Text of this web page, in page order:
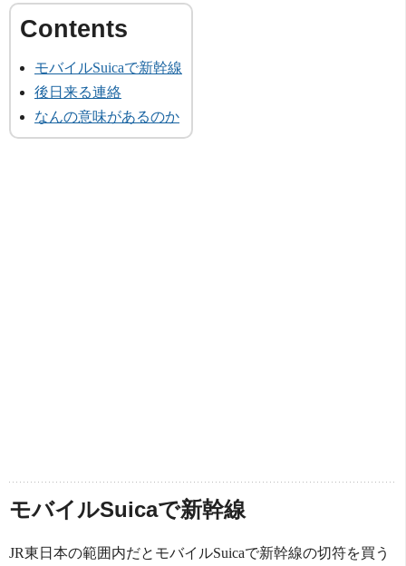
モバイルSuicaで新幹線
後日来る連絡
なんの意味があるのか
モバイルSuicaで新幹線
JR東日本の範囲内だとモバイルSuicaで新幹線の切符を買う